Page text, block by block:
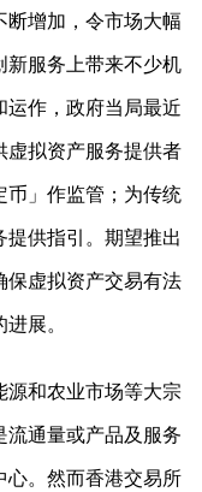
增加，令市场大幅
新服务上带来不少机
作，政府当局最近
虚拟资产服务提供者
币」作监管；为传统
供指引。期望推出
保虚拟资产交易有法
展。
源和农业市场等大宗
通量或产品及服务
心。然而香港交易所